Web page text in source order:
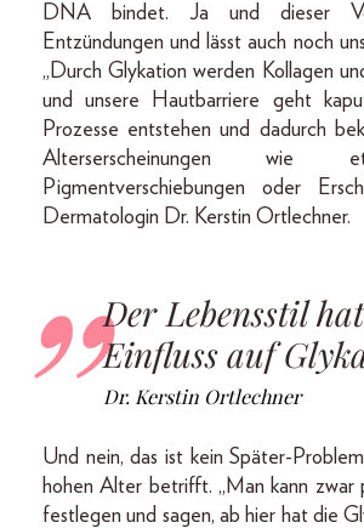
DNA bindet. Ja und dieser
Entzündungen und lässt auch noch
„Durch Glykation werden Kollagen
und unsere Hautbarriere geht
Prozesse entstehen und dadurch
Alterserscheinungen wie
Pigmentverschiebungen oder
Dermatologin Dr. Kerstin Ortlechner.
Der Lebensstil
Einfluss auf
Dr. Kerstin Ortlechner
Und nein, das ist kein Später-
hohen Alter betrifft. „Man kann zwar
festlegen und sagen, ab hier hat die